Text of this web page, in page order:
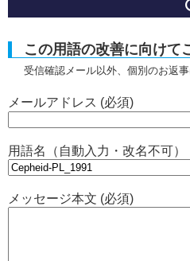
この用語の改善に向けて
受信確認メール以外、個別のお返
メールアドレス (必須)
用語名（自動入力・改名不可）
メッセージ本文 (必須)